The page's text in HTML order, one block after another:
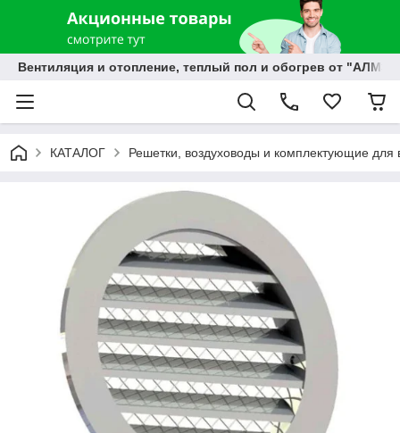
Вентиляция и отопление, теплый пол и обогрев от
КАТАЛОГ Решетки, воздуховоды и комплектующие для